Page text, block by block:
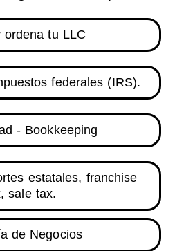
ordena tu LLC
federales (IRS).
- Bookkeeping
estatales, franchise
sale tax.
de Negocios